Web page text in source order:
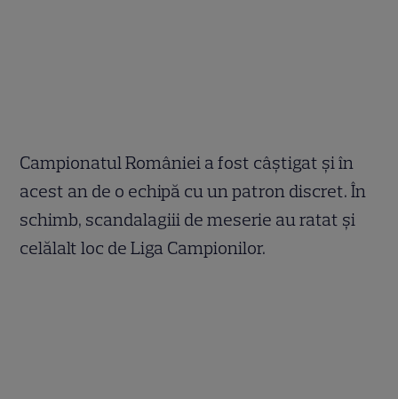
Campionatul României a fost câştigat şi în
acest an de o echipă cu un patron discret. În
schimb, scandalagiii de meserie au ratat şi
celălalt loc de Liga Campionilor.